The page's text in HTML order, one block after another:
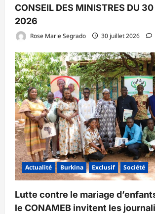
CONSEIL DES MINISTRES DU
2026
Rose Marie Segrado 30 juillet 2026
Actualité Burkina Exclusif Société
Lutte contre le mariage d’enfants
le CONAMEB invitent les